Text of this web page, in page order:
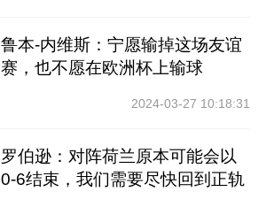
鲁本-内维斯：宁愿输掉这场友谊
赛，也不愿在欧洲杯上输球
2024-03-27 10:18:31
罗伯逊：对阵荷兰原本可能会以
0-6结束，我们需要尽快回到正轨